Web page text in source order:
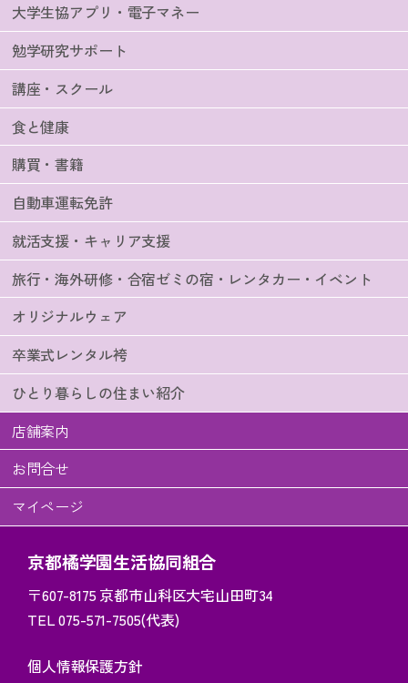
大学生協アプリ・電子マネー
勉学研究サポート
講座・スクール
食と健康
購買・書籍
自動車運転免許
就活支援・キャリア支援
旅行・海外研修・合宿ゼミの宿・レンタカー・イベント
オリジナルウェア
卒業式レンタル袴
ひとり暮らしの住まい紹介
店舗案内
お問合せ
マイページ
京都橘学園生活協同組合
〒607-8175京都市山科区大宅山田町34
TEL 075-571-7505(代表)
個人情報保護方針